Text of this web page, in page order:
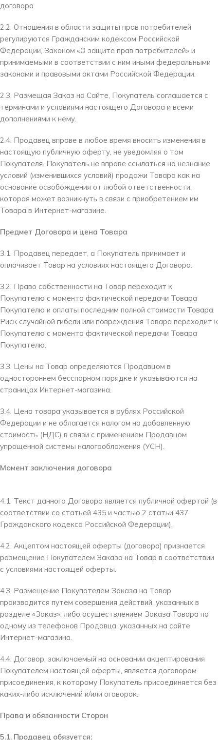
договора.
2.2. Отношения в области защиты прав потребителей
регулируются Гражданским кодексом Российской
Федерации, Законом «О защите прав потребителей» и
принимаемыми в соответствии с ним иными федеральными
законами и правовыми актами Российской Федерации.
2.3. Размещая Заказ на Сайте, Покупатель соглашается с
терминами и условиями настоящего Договора и всеми
дополнениями к нему.
2.4. Продавец вправе в любое время вносить изменения в
настоящую публичную оферту, не уведомляя о том
Покупателя. Покупатель не вправе ссылаться на незнание
условий (изменившихся условий) продажи Товара как на
основание освобождения от любой ответственности,
которая может возникнуть в связи с приобретением им
Товара в Интернет-магазине.
Предмет Договора и цена Товара
3.1. Продавец передает, а Покупатель принимает и
оплачивает Товар на условиях настоящего Договора.
3.2. Право собственности на Товар переходит к
Покупателю с момента фактической передачи Товара
Покупателю и оплаты последним полной стоимости Товара.
Риск случайной гибели или повреждения Товара переходит к
Покупателю с момента фактической передачи Товара
Покупателю.
3.3. Цены на Товар определяются Продавцом в
одностороннем бесспорном порядке и указываются на
страницах Интернет-магазина.
3.4. Цена товара указывается в рублях Российской
Федерации и не облагается налогом на добавленную
стоимость (НДС) в связи с применением Продавцом
упрощенной системы налогообложения (УСН).
Момент заключения договора
4.1. Текст данного Договора является публичной офертой (в
соответствии со статьей 435 и частью 2 статьи 437
Гражданского кодекса Российской Федерации).
4.2. Акцептом настоящей оферты (договора) признается
размещение Покупателем Заказа на Товар в соответствии
с условиями настоящей оферты.
4.3. Размещение Покупателем Заказа на Товар
производится путем совершения действий, указанных в
разделе «Заказ», либо осуществлением Заказа Товара по
одному из телефонов Продавца, указанных на сайте
Интернет-магазина.
4.4. Договор, заключаемый на основании акцептирования
Покупателем настоящей оферты, является договором
присоединения, к которому Покупатель присоединяется без
каких-либо исключений и/или оговорок.
Права и обязанности Сторон
5.1. Продавец обязуется: